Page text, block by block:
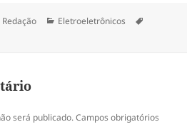
Autor
Redação Categorias
Eletroeletrônicos
será publicado. Campos obrigatórios